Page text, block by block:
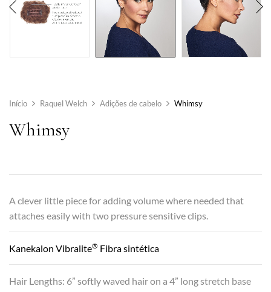
Início Raquel Welch Adições de cabelo Whimsy
Whimsy
A clever little piece for adding volume where needed that
attaches easily with two pressure sensitive clips.
Kanekalon Vibralite® Fibra sintética
Hair Lengths: 6” softly waved hair on a 4” long stretch base